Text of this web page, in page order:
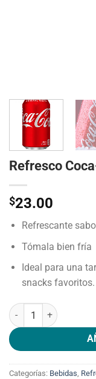
Refresco
$23.00
Refrescante
Tómala bien fría
Ideal para una
snacks favoritos.
Refresco Coca-Cola
Categorías: Bebidas,